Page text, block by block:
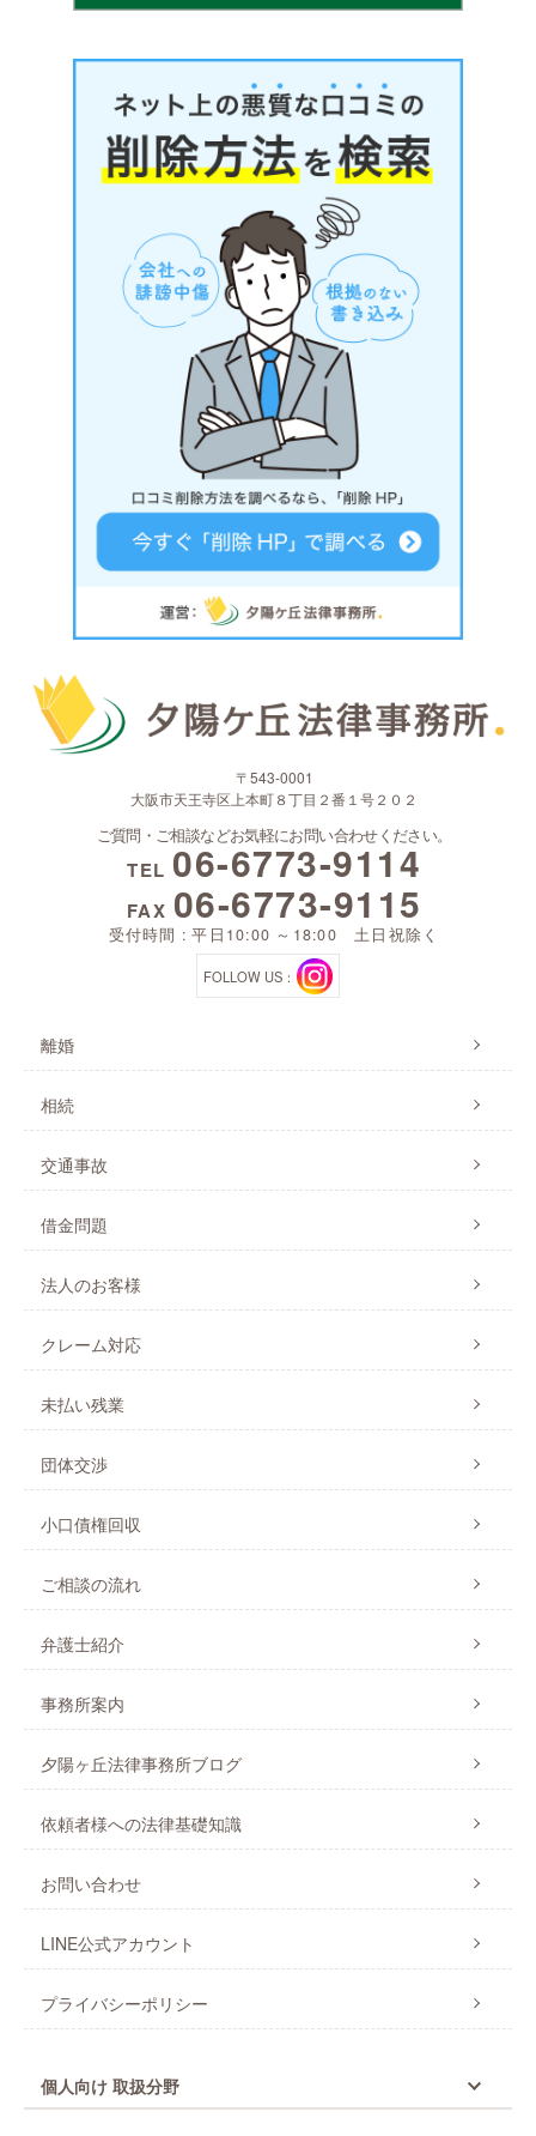
〒543-0001
大阪市天王寺区上本町８丁目２番１号２０２
ご質問・ご相談などお気軽にお問い合わせください。
TEL 06-6773-9114
FAX 06-6773-9115
受付時間 : 平日10:00 ～18:00 土日祝除く
FOLLOW US：
離婚
相続
交通事故
借金問題
法人のお客様
クレーム対応
未払い残業
団体交渉
小口債権回収
ご相談の流れ
弁護士紹介
事務所案内
夕陽ヶ丘法律事務所ブログ
依頼者様への法律基礎知識
お問い合わせ
LINE公式アカウント
プライバシーポリシー
個人向け 取扱分野